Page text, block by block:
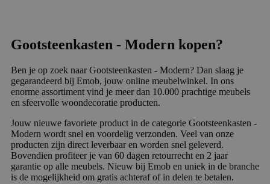
Gootsteenkasten - Modern kopen?
Ben je op zoek naar Gootsteenkasten - Modern? Dan slaag je
gegarandeerd bij Emob, jouw online meubelwinkel. In ons
enorme assortiment vind je meer dan 10.000 prachtige meubels
en sfeervolle woondecoratie producten.
Jouw nieuwe favoriete product in de categorie Gootsteenkasten -
Modern wordt snel en voordelig verzonden. Veel van onze
producten zijn direct leverbaar en worden snel geleverd.
Bovendien profiteer je van 60 dagen retourrecht en 2 jaar
garantie op alle meubels. Nieuw bij Emob en uniek in de branche
is de mogelijkheid om gratis achteraf of in delen te betalen.